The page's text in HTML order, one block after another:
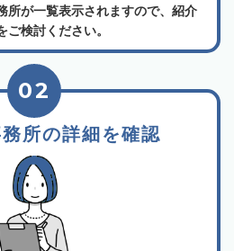
所が一覧表示されますので、紹介
検討ください。
所の詳細を確認
02